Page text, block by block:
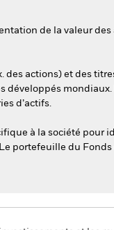
de la valeur
actions) et des
développés
d’actifs.
à la société pour
portefeuille du